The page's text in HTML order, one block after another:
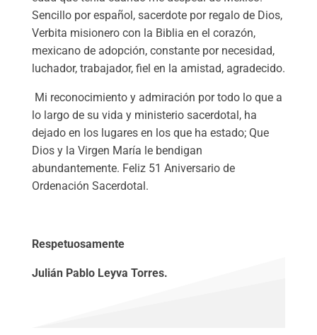
Sencillo por español, sacerdote por regalo de Dios,
Verbita misionero con la Biblia en el corazón,
mexicano de adopción, constante por necesidad,
luchador, trabajador, fiel en la amistad, agradecido.
Mi reconocimiento y admiración por todo lo que a
lo largo de su vida y ministerio sacerdotal, ha
dejado en los lugares en los que ha estado; Que
Dios y la Virgen María le bendigan
abundantemente. Feliz 51 Aniversario de
Ordenación Sacerdotal.
Respetuosamente
Julián Pablo Leyva Torres.